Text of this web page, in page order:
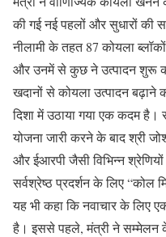
की गई नई पहलों और सुधारों की
नीलामी के तहत 87 कोयला
और उनमें से कुछ ने उत्पादन शुरू
खदानों से कोयला उत्पादन बढ़ाने
दिशा में उठाया गया एक कदम
योजना जारी करने के बाद श्री
और ईआरपी जैसी विभिन्न
सर्वश्रेष्ठ प्रदर्शन के लिए “कोल
यह भी कहा कि नवाचार के लिए
है। इससे पहले, मंत्री ने सम्मेलन